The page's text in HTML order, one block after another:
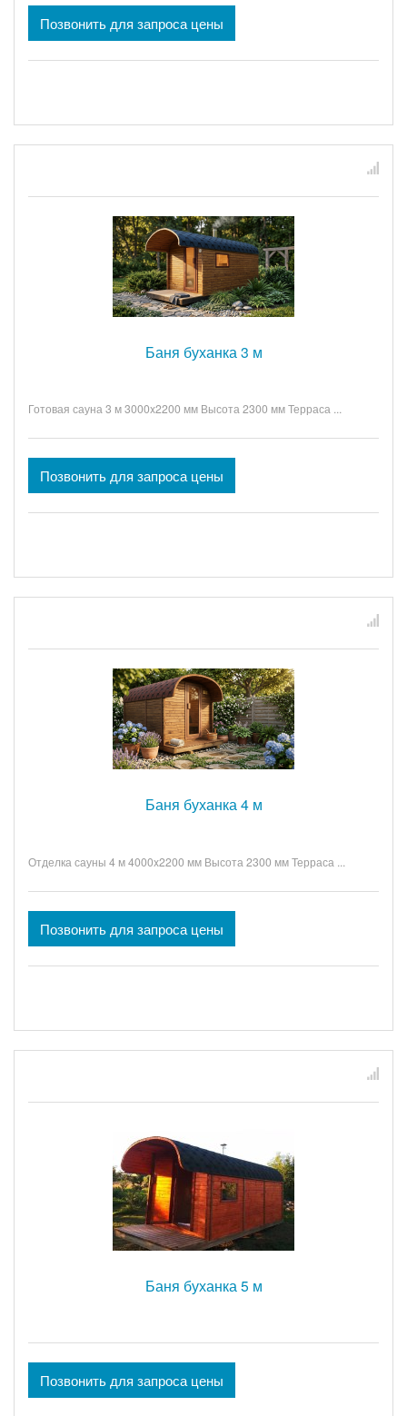
Позвонить для запроса цены
Баня буханка 3 м
Готовая сауна 3 м 3000x2200 мм Высота 2300 мм Терраса ...
Позвонить для запроса цены
Баня буханка 4 м
Отделка сауны 4 м 4000x2200 мм Высота 2300 мм Терраса ...
Позвонить для запроса цены
Баня буханка 5 м
Позвонить для запроса цены